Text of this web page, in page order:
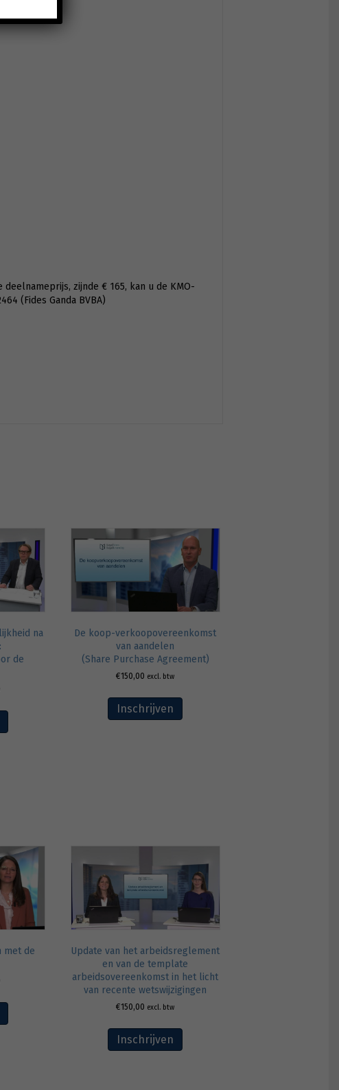
zijnde € 165, kan u de KMO-
(Fides Ganda BVBA)
na
de
De koop-verkoopovereenkomst
van aandelen
(Share Purchase Agreement)
€150,00 excl. btw
Inschrijven
met de
Update van het arbeidsreglement
en van de template
arbeidsovereenkomst in het licht
van recente wetswijzigingen
€150,00 excl. btw
Inschrijven